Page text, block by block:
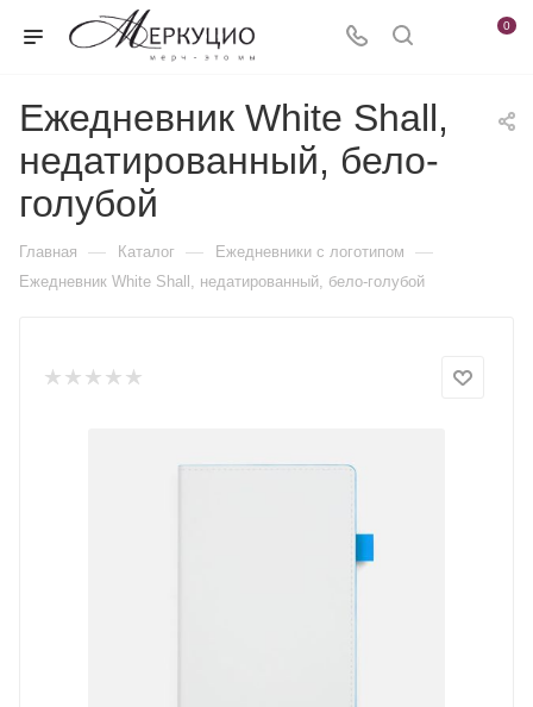
0
Ежедневник White Shall,
недатированный, бело-
голубой
Главная — Каталог — Ежедневники c логотипом —
Ежедневник White Shall, недатированный, бело-голубой